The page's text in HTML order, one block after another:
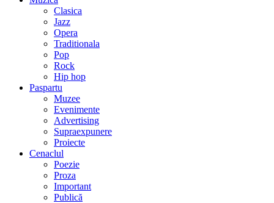
Clasica
Jazz
Opera
Traditionala
Pop
Rock
Hip hop
Paspartu
Muzee
Evenimente
Advertising
Supraexpunere
Proiecte
Cenaclul
Poezie
Proza
Important
Publică